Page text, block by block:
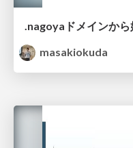
masakiokuda